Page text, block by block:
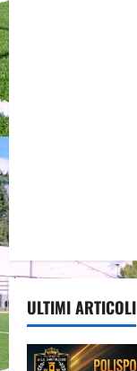
ULTIMI ARTICOLI